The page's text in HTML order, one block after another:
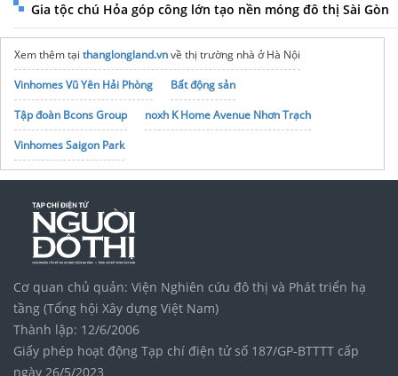
Gia tộc chú Hỏa góp công lớn tạo nền móng đô thị Sài Gòn
Xem thêm tại thanglongland.vnvề thị trường nhà ở Hà Nội
Vinhomes Vũ Yên Hải Phòng
Bất động sản
Tập đoàn Bcons Group
noxh K Home Avenue Nhơn Trạch
Vinhomes Saigon Park
Cơ quan chủ quản: Viện Nghiên cứu đô thị và Phát triển hạ
tầng (Tổng hội Xây dựng Việt Nam)
Thành lập: 12/6/2006
Giấy phép hoạt động Tạp chí điện tử số 187/GP-BTTTT cấp
ngày 26/5/2023